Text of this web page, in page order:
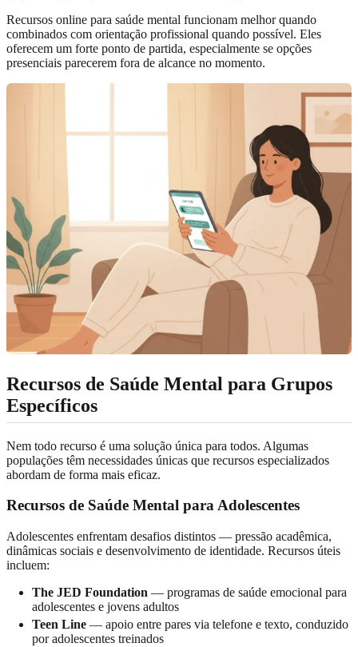
Recursos online para saúde mental funcionam melhor quando
combinados com orientação profissional quando possível. Eles
oferecem um forte ponto de partida, especialmente se opções
presenciais parecerem fora de alcance no momento.
Recursos de Saúde Mental para Grupos
Específicos
Nem todo recurso é uma solução única para todos. Algumas
populações têm necessidades únicas que recursos especializados
abordam de forma mais eficaz.
Recursos de Saúde Mental para Adolescentes
Adolescentes enfrentam desafios distintos — pressão acadêmica,
dinâmicas sociais e desenvolvimento de identidade. Recursos úteis
incluem:
The JED Foundation — programas de saúde emocional para
adolescentes e jovens adultos
Teen Line — apoio entre pares via telefone e texto, conduzido
por adolescentes treinados